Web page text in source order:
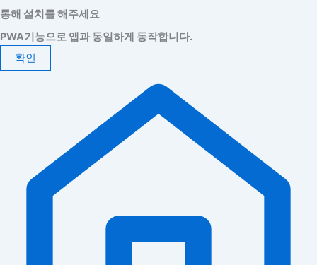
통해 설치를 해주세요
PWA기능으로 앱과 동일하게 동작합니다.
확인